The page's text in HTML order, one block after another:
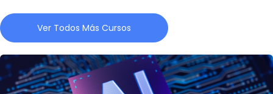
Ver Todos Más Cursos